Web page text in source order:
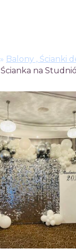
» Balony , Ścianki
Ścianka na